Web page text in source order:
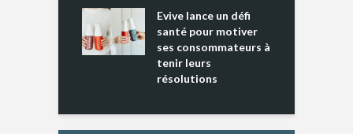
Evive lance un défi
santé pour motiver
ses consommateurs à
tenir leurs
résolutions